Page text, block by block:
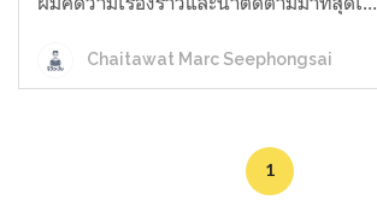
Chaitawat Marc Seephongsai
1